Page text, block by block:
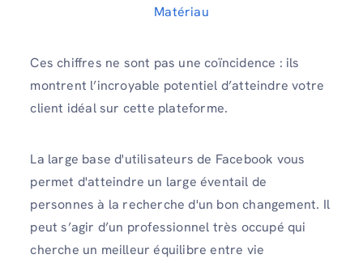
Matériau
Ces chiffres ne sont pas une coïncidence : ils
montrent l’incroyable potentiel d’atteindre votre
client idéal sur cette plateforme.
La large base d'utilisateurs de Facebook vous
permet d'atteindre un large éventail de
personnes à la recherche d'un bon changement. Il
peut s’agir d’un professionnel très occupé qui
cherche un meilleur équilibre entre vie